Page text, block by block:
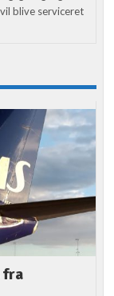
blive serviceret
fra